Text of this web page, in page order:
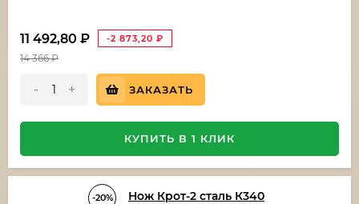
11 492,80 ₽ -2 873,20 ₽
14 366₽
- + ЗАКАЗАТЬ
КУПИТЬ В 1 КЛИК
-20%
Нож Крот-2 сталь К340